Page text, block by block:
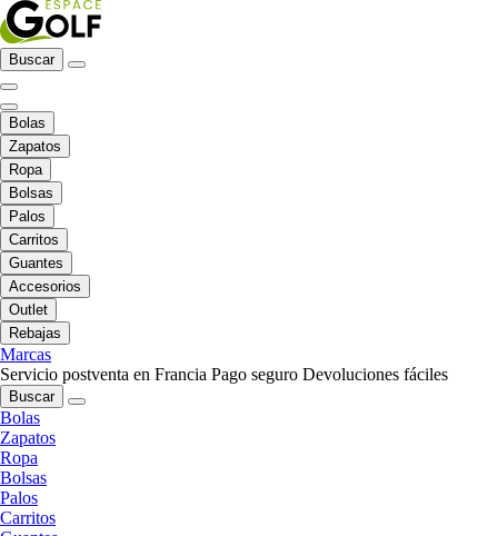
Buscar
Bolas
Zapatos
Ropa
Bolsas
Palos
Carritos
Guantes
Accesorios
Outlet
Rebajas
Marcas
Servicio postventa en Francia Pago seguro Devoluciones fáciles
Buscar
Bolas
Zapatos
Ropa
Bolsas
Palos
Carritos